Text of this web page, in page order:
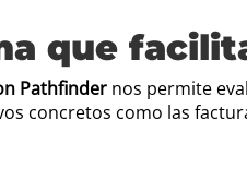
que
Pathfinder nos permite
concretos como las